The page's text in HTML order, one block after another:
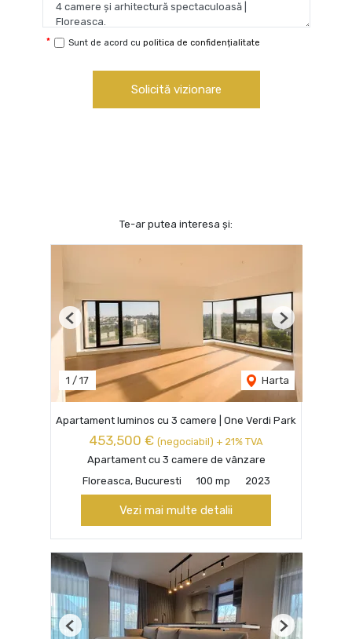
Sunt de acord cu politica de confidențialitate
Solicită vizionare
Te-ar putea interesa și:
1 / 17 Harta
Previous Next
Apartament luminos cu 3 camere | One Verdi Park
453,500 € (negociabil) + 21% TVA
Apartament cu 3 camere de vânzare
Floreasca, Bucuresti
100 mp 2023
Vezi mai multe detalii
Previous Next